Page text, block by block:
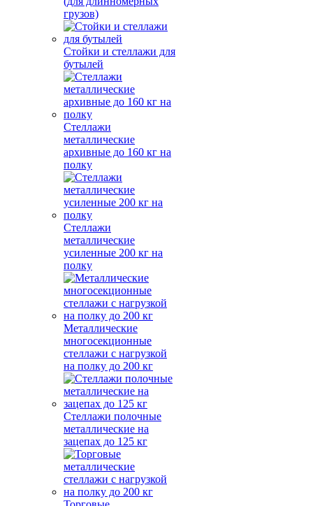
грузов)
Стойки и стеллажи для
бутылей
Стеллажи
металлические
архивные до 160 кг на
полку
Стеллажи
металлические
усиленные 200 кг на
полку
Металлические
многосекционные
стеллажи с нагрузкой
на полку до 200 кг
Стеллажи полочные
металлические на
зацепах до 125 кг